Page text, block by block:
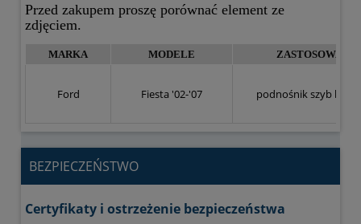
Przed zakupem proszę porównać element ze
zdjęciem.
MARKA MODELE ZASTOSOWANIE
Ford Fiesta '02-'07 podnośnik szyb
BEZPIECZEŃSTWO
Certyfikaty i ostrzeżenie bezpieczeństwa